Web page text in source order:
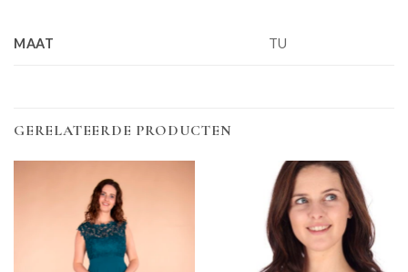
MAAT TU
GERELATEERDE PRODUCTEN